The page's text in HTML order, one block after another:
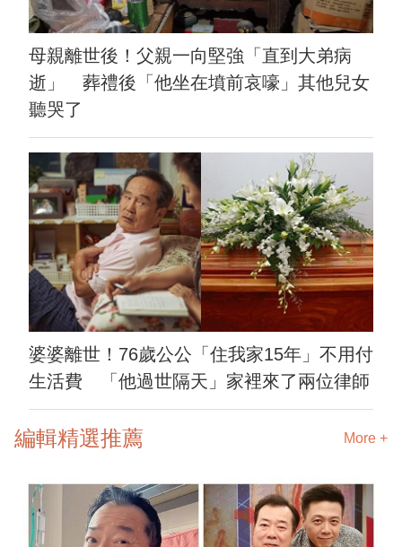
母親離世後！父親一向堅強「直到大弟病
逝」 葬禮後「他坐在墳前哀嚎」其他兒女
聽哭了
婆婆離世！76歲公公「住我家15年」不用付
生活費 「他過世隔天」家裡來了兩位律師
編輯精選推薦 More +